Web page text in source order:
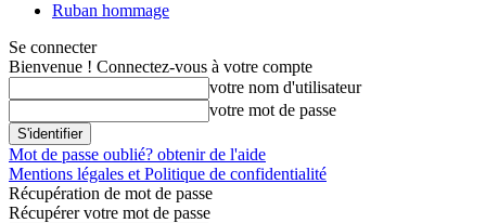
Ruban hommage
Se connecter
Bienvenue ! Connectez-vous à votre compte
votre nom d'utilisateur
votre mot de passe
Mot de passe oublié? obtenir de l'aide
Mentions légales et Politique de confidentialité
Récupération de mot de passe
Récupérer votre mot de passe